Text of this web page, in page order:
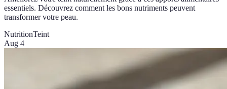
essentiels. Découvrez comment les bons nutriments peuvent
transformer votre peau.
NutritionTeint
Aug 4